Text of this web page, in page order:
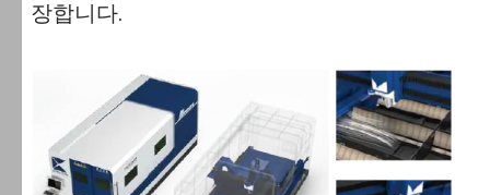
장합니다.